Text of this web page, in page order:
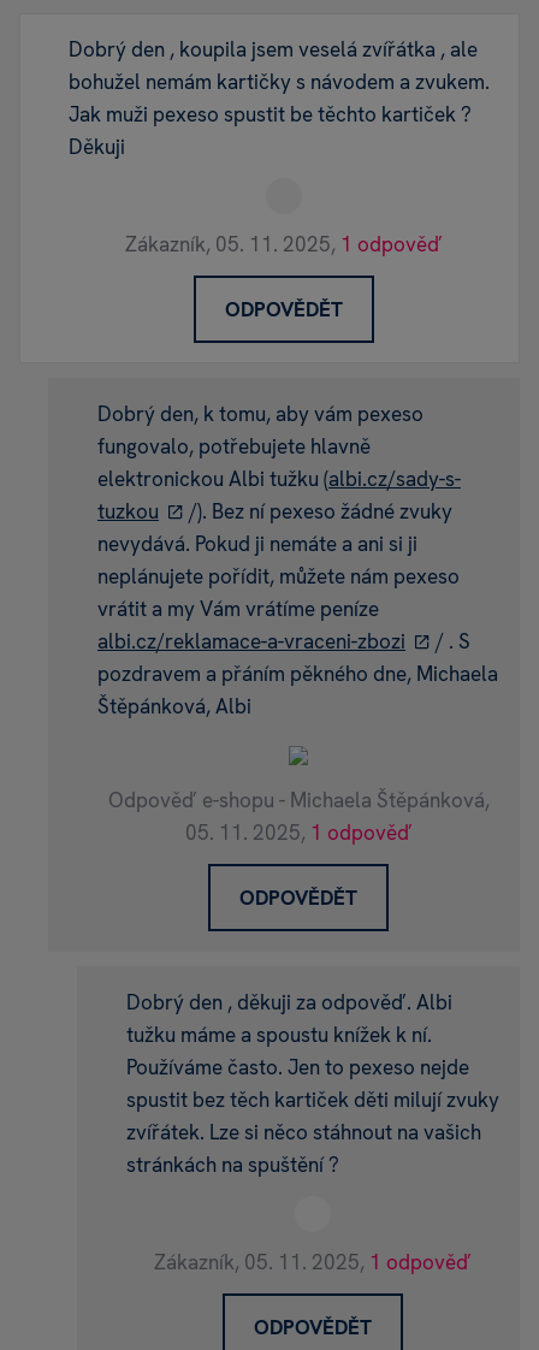
Dobrý den , koupila jsem veselá zvířátka , ale
bohužel nemám kartičky s návodem a zvukem.
Jak muži pexeso spustit be těchto kartiček ?
Děkuji
Zákazník, 05. 11. 2025, 1 odpověď
ODPOVĚDĚT
Dobrý den, k tomu, aby vám pexeso
fungovalo, potřebujete hlavně
elektronickou Albi tužku (albi.cz/sady-s-
tuzkou
/). Bez ní pexeso žádné zvuky
nevydává. Pokud ji nemáte a ani si ji
neplánujete pořídit, můžete nám pexeso
vrátit a my Vám vrátíme peníze
albi.cz/reklamace-a-vraceni-zbozi
/ . S
pozdravem a přáním pěkného dne, Michaela
Štěpánková, Albi
Odpověď e-shopu - Michaela Štěpánková,
05. 11. 2025, 1 odpověď
ODPOVĚDĚT
Dobrý den , děkuji za odpověď. Albi
tužku máme a spoustu knížek k ní.
Používáme často. Jen to pexeso nejde
spustit bez těch kartiček děti milují zvuky
zvířátek. Lze si něco stáhnout na vašich
stránkách na spuštění ?
Zákazník, 05. 11. 2025, 1 odpověď
ODPOVĚDĚT